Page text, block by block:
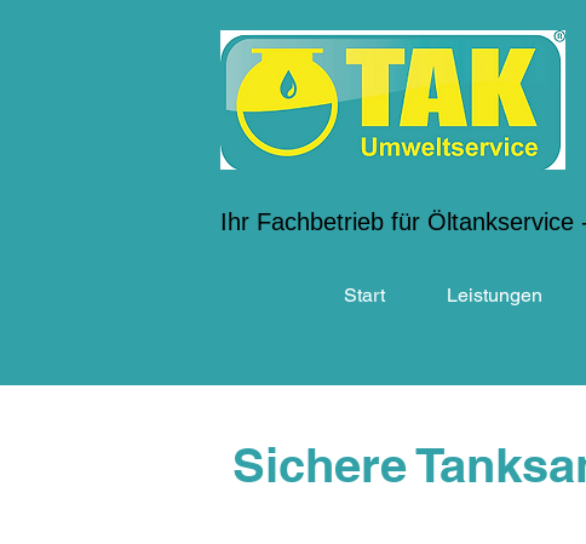
Ihr Fachbetrieb für
Start Leistungen
Sichere